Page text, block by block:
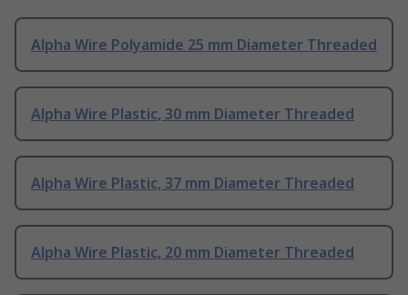
Alpha Wire Polyamide 25 mm Diameter Threaded
Alpha Wire Plastic, 30 mm Diameter Threaded
Alpha Wire Plastic, 37 mm Diameter Threaded
Alpha Wire Plastic, 20 mm Diameter Threaded